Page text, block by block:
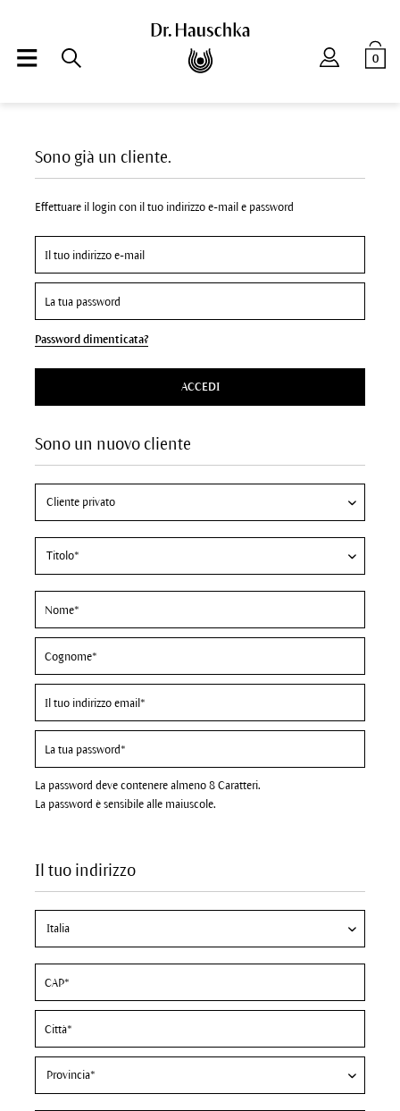
0
Sono un nuovo cliente
La password deve contenere almeno 8 Caratteri.
La password è sensibile alle maiuscole.
Il tuo indirizzo
Sono già un cliente.
Effettuare il login con il tuo indirizzo e-mail e password
Password dimenticata?
ACCEDI